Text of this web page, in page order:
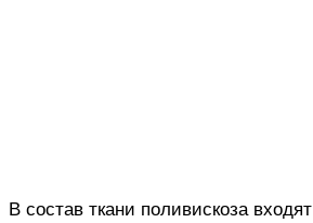
В состав ткани поливискоза входят